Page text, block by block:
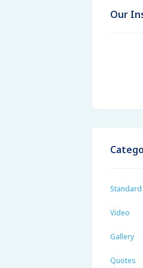
Our
Standard
Video
Gallery
Quotes